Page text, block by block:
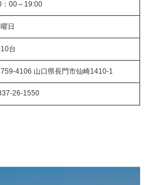
：00～19:00
日
台
4106 山口県長門市仙崎1410-1
26-1550